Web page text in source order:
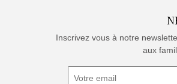
Inscrivez vous à notre
aux